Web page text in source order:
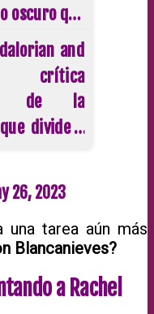
oscuro que
al público
and
crítica
de la
divide a
26, 2023
una tarea aún más
Blancanieves?
a Rachel